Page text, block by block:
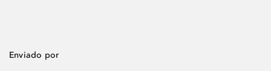
Enviado por